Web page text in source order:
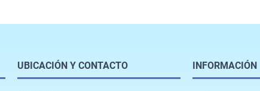
UBICACIÓN Y CONTACTO INFORMACIÓN